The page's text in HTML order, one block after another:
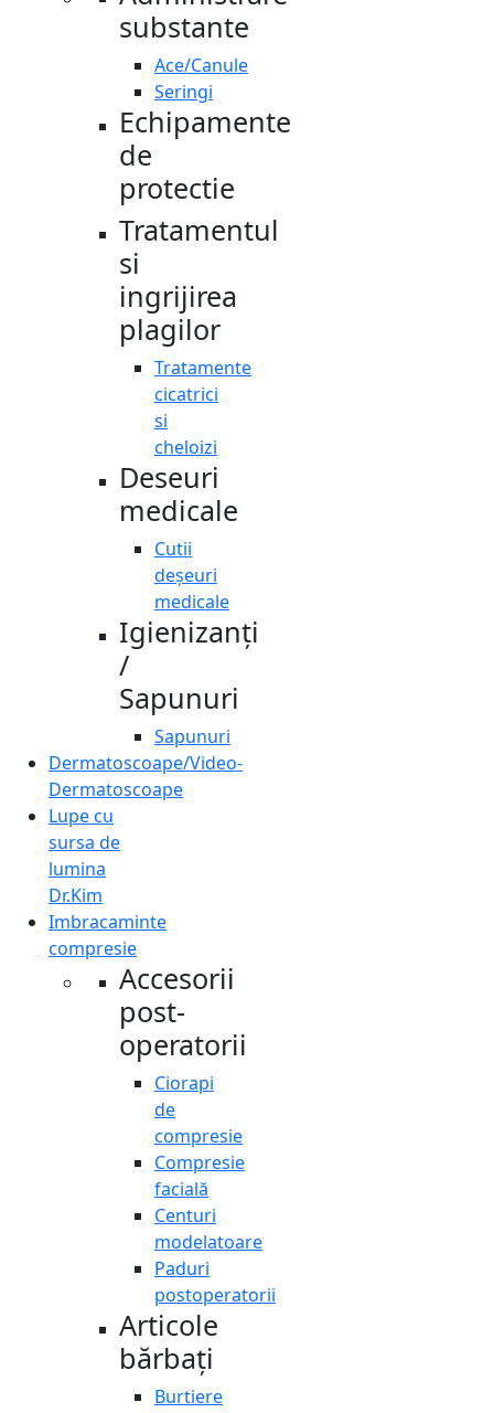
substante
Ace/Canule
Seringi
Echipamente
de
protectie
Tratamentul
si
ingrijirea
plagilor
Tratamente
cicatrici
si
cheloizi
Deseuri
medicale
Cutii
deșeuri
medicale
Igienizanți
/
Sapunuri
Sapunuri
Dermatoscoape/Video-
Dermatoscoape
Lupe cu
sursa de
lumina
Dr.Kim
Imbracaminte
compresie
Accesorii
post-
operatorii
Ciorapi
de
compresie
Compresie
facială
Centuri
modelatoare
Paduri
postoperatorii
Articole
bărbați
Burtiere